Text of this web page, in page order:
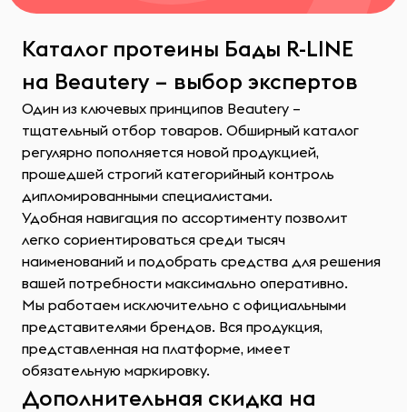
Каталог протеины Бады R-LINE
на Beautery – выбор экспертов
Один из ключевых принципов Beautery –
тщательный отбор товаров. Обширный каталог
регулярно пополняется новой продукцией,
прошедшей строгий категорийный контроль
дипломированными специалистами.
Удобная навигация по ассортименту позволит
легко сориентироваться среди тысяч
наименований и подобрать средства для решения
вашей потребности максимально оперативно.
Мы работаем исключительно с официальными
представителями брендов. Вся продукция,
представленная на платформе, имеет
обязательную маркировку.
Дополнительная скидка на